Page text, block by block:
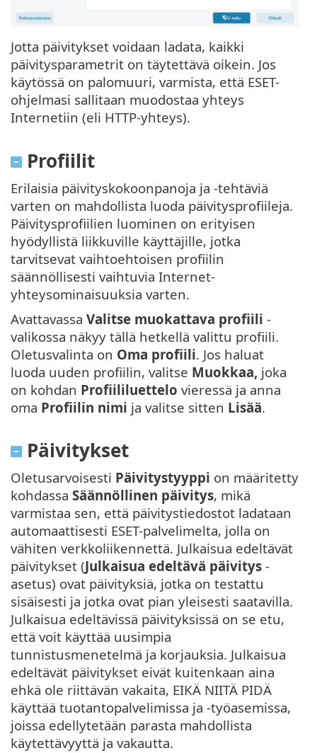
Jotta päivitykset voidaan ladata, kaikki
päivitysparametrit on täytettävä oikein. Jos
käytössä on palomuuri, varmista, että ESET-
ohjelmasi sallitaan muodostaa yhteys
Internetiin (eli HTTP-yhteys).
Profiilit
Erilaisia päivityskokoonpanoja ja -tehtäviä
varten on mahdollista luoda päivitysprofiileja.
Päivitysprofiilien luominen on erityisen
hyödyllistä liikkuville käyttäjille, jotka
tarvitsevat vaihtoehtoisen profiilin
säännöllisesti vaihtuvia Internet-
yhteysominaisuuksia varten.
Avattavassa Valitse muokattava profiili -
valikossa näkyy tällä hetkellä valittu profiili.
Oletusvalinta on Oma profiili. Jos haluat
luoda uuden profiilin, valitse Muokkaa, joka
on kohdan Profiililuettelo vieressä ja anna
oma Profiilin nimi ja valitse sitten Lisää.
Päivitykset
Oletusarvoisesti Päivitystyyppi on määritetty
kohdassa Säännöllinen päivitys, mikä
varmistaa sen, että päivitystiedostot ladataan
automaattisesti ESET-palvelimelta, jolla on
vähiten verkkoliikennettä. Julkaisua edeltävät
päivitykset (Julkaisua edeltävä päivitys -
asetus) ovat päivityksiä, jotka on testattu
sisäisesti ja jotka ovat pian yleisesti saatavilla.
Julkaisua edeltävissä päivityksissä on se etu,
että voit käyttää uusimpia
tunnistusmenetelmä ja korjauksia. Julkaisua
edeltävät päivitykset eivät kuitenkaan aina
ehkä ole riittävän vakaita, EIKÄ NIITÄ PIDÄ
käyttää tuotantopalvelimissa ja -työasemissa,
joissa edellytetään parasta mahdollista
käytettävyyttä ja vakautta.